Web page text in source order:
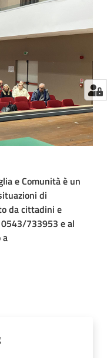
e Comunità è un
di
da cittadini e
733953 e al
a